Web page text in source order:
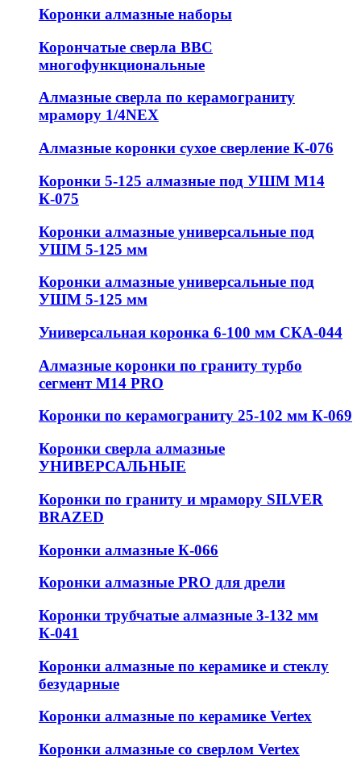
Коронки алмазные наборы
Корончатые сверла ВВС
многофункциональные
Алмазные сверла по керамограниту
мрамору 1/4NEX
Алмазные коронки сухое сверление К-076
Коронки 5-125 алмазные под УШМ М14
К-075
Коронки алмазные универсальные под
УШМ 5-125 мм
Коронки алмазные универсальные под
УШМ 5-125 мм
Универсальная коронка 6-100 мм СКА-044
Алмазные коронки по граниту турбо
сегмент М14 PRO
Коронки по керамограниту 25-102 мм К-069
Коронки сверла алмазные
УНИВЕРСАЛЬНЫЕ
Коронки по граниту и мрамору SILVER
BRAZED
Коронки алмазные К-066
Коронки алмазные PRO для дрели
Коронки трубчатые алмазные 3-132 мм
К-041
Коронки алмазные по керамике и стеклу
безударные
Коронки алмазные по керамике Vertex
Коронки алмазные со сверлом Vertex